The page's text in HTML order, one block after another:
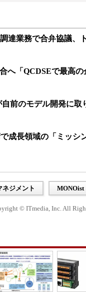
達業務で合弁協議、
へ「QCDSEで最高の
前のモデル開発に取
成長領域の「ミッシ
ネジメント MONOist
© ITmedia, Inc. All